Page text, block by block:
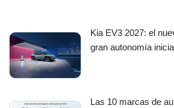
Kia EV3 2027: el
gran autonomía
Las 10 marcas de